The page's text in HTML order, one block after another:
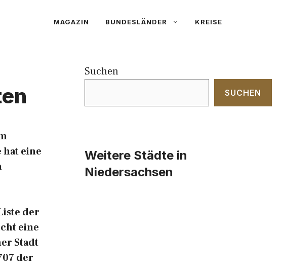
MAGAZIN BUNDESLÄNDER KREISE
hat eine
der
eine
Stadt
der
Suchen
SUCHEN
Weitere Städte in
Niedersachsen